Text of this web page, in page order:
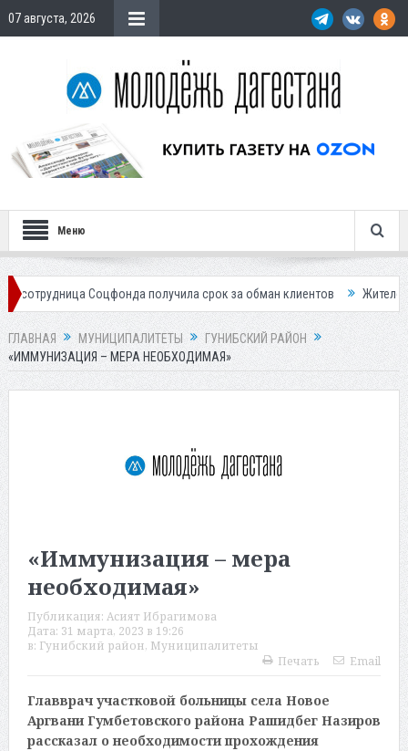
07 августа, 2026
Меню
Соцфонда получила срок за обман клиентов Жителей Дагестана
ГЛАВНАЯ МУНИЦИПАЛИТЕТЫ
ГУНИБСКИЙ РАЙОН
«ИММУНИЗАЦИЯ – МЕРА НЕОБХОДИМАЯ»
«Иммунизация – мера
необходимая»
Публикация: Асият Ибрагимова
Дата: 31 марта, 2023 в 19:26
в: Гунибский район, Муниципалитеты
Печать
Email
Главврач участковой больницы села Новое
Аргвани Гумбетовского района Рашидбег Назиров
рассказал о необходимости прохождения